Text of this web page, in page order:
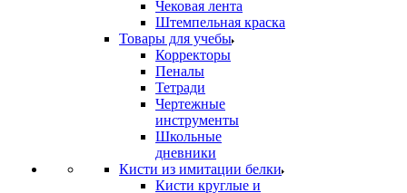
Чековая лента
Штемпельная краска
Товары для учебы
Корректоры
Пеналы
Тетради
Чертежные
инструменты
Школьные
дневники
Кисти из имитации белки
Кисти круглые и